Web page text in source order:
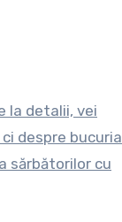
la detalii, vei
despre bucuria
sărbătorilor cu